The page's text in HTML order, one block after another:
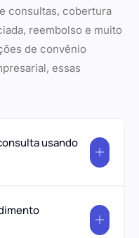
consultas, cobertura
reembolso e muito
de convênio
essas
usando